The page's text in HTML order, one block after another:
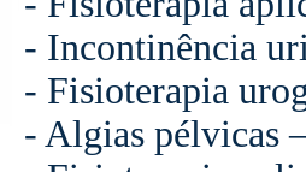
- Incontinência
- Fisioterapia
- Algias pélvicas